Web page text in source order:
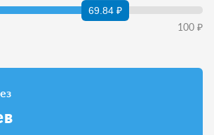
69.84 ₽
100 ₽